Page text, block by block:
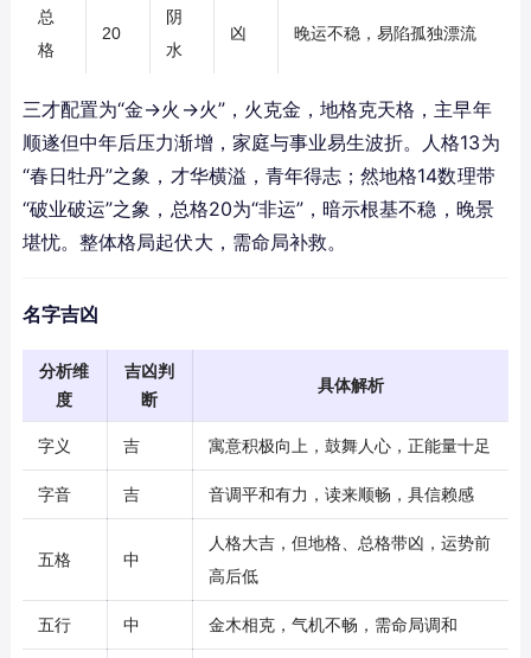
总
格
20
阴
水
凶 晚运不稳，易陷孤独漂流
三才配置为“金→火→火”，火克金，地格克天格，主早年
顺遂但中年后压力渐增，家庭与事业易生波折。人格13为
“春日牡丹”之象，才华横溢，青年得志；然地格14数理带
“破业破运”之象，总格20为“非运”，暗示根基不稳，晚景
堪忧。整体格局起伏大，需命局补救。
名字吉凶
分析维
度
吉凶判
断
具体解析
字义 吉 寓意积极向上，鼓舞人心，正能量十足
字音 吉 音调平和有力，读来顺畅，具信赖感
五格 中
人格大吉，但地格、总格带凶，运势前
高后低
五行 中 金木相克，气机不畅，需命局调和